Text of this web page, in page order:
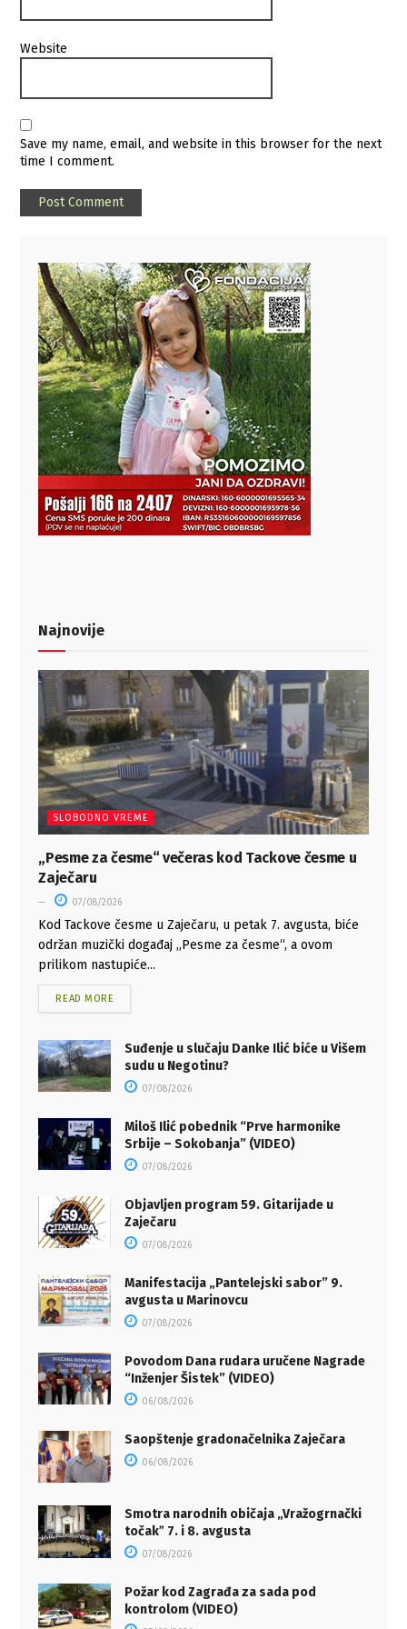
Website
Save my name, email, and website in this browser for the next
time I comment.
Najnovije
SLOBODNO VREME
„Pesme za česme“ večeras kod Tackove česme u
Zaječaru
07/08/2026
Kod Tackove česme u Zaječaru, u petak 7. avgusta, biće
održan muzički događaj „Pesme za česme“, a ovom
prilikom nastupiće...
READ MORE
Suđenje u slučaju Danke Ilić biće u Višem
sudu u Negotinu?
07/08/2026
Miloš Ilić pobednik “Prve harmonike
Srbije – Sokobanja” (VIDEO)
07/08/2026
Objavljen program 59. Gitarijade u
Zaječaru
07/08/2026
Manifestacija „Pantelejski sabor” 9.
avgusta u Marinovcu
07/08/2026
Povodom Dana rudara uručene Nagrade
“Inženjer Šistek” (VIDEO)
06/08/2026
Saopštenje gradonačelnika Zaječara
06/08/2026
Smotra narodnih običaja „Vražogrnački
točakˮ 7. i 8. avgusta
07/08/2026
Požar kod Zagrađa za sada pod
kontrolom (VIDEO)